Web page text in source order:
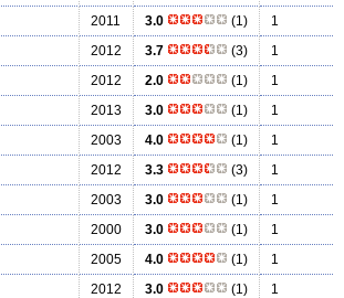
2011 3.0 (1)
1
2012 3.7 (3)
1
2012 2.0 (1)
1
2013 3.0 (1)
1
2003 4.0 (1)
1
2012 3.3 (3)
1
2003 3.0 (1)
1
2000 3.0 (1)
1
2005 4.0 (1)
1
2012 3.0 (1)
1